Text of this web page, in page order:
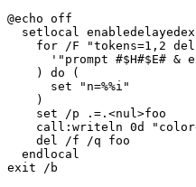
@echo off
setlocal
for /F "tokens=1,2
'"prompt #$H#$E# &
    ) do (
      set "n=%%i"
    )
    set /p .=.<nul>foo
call:writeln 0d
    del /f /q foo
  endlocal
exit /b